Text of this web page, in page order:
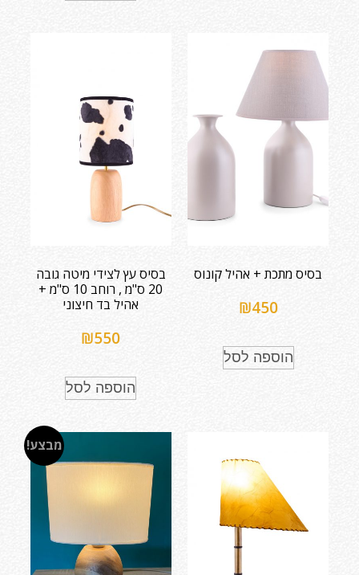
בסיס מתכת + אהיל קונוס
₪450
הוספה לסל
בסיס עץ לצידי מיטה גובה
20 ס"מ , רוחב 10 ס"מ +
אהיל בד חיצוני
₪550
הוספה לסל
מבצע!